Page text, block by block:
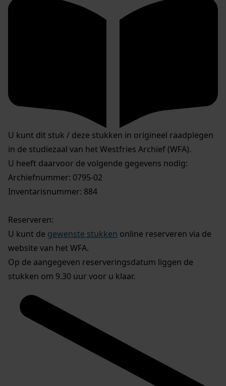
U kunt dit stuk / deze stukken in origineel raadplegen
in de studiezaal van het Westfries Archief (WFA).
U heeft daarvoor de volgende gegevens nodig:
Archiefnummer: 0795-02
Inventarisnummer: 884
Reserveren:
U kunt de gewenste stukken online reserveren via de
website van het WFA.
Op de aangegeven reserveringsdatum liggen de
stukken om 9.30 uur voor u klaar.